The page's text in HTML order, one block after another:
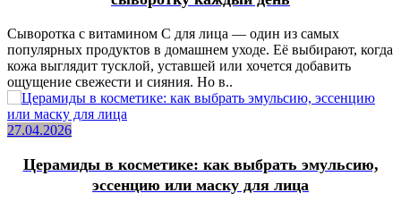
Сыворотка с витамином C для лица — один из самых
популярных продуктов в домашнем уходе. Её выбирают, когда
кожа выглядит тусклой, уставшей или хочется добавить
ощущение свежести и сияния. Но в..
27.04.2026
Церамиды в косметике: как выбрать эмульсию,
эссенцию или маску для лица